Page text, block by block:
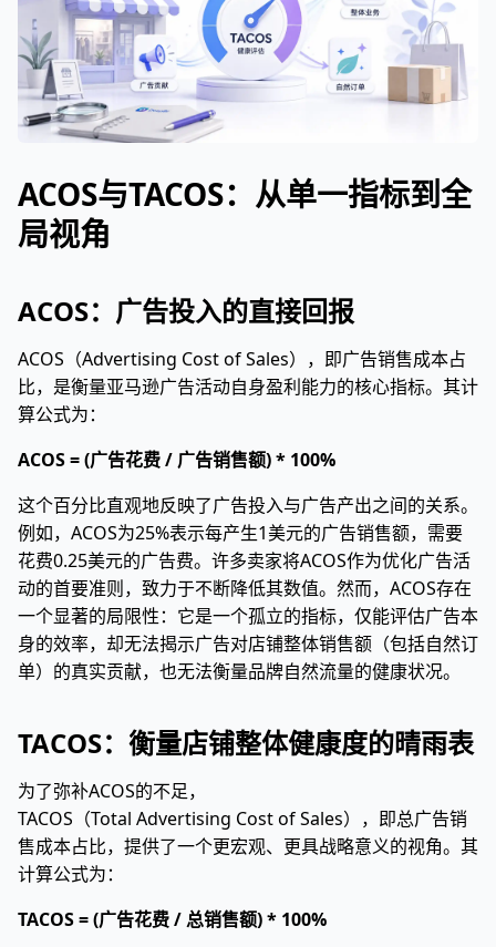
ACOS与TACOS：从单一指标到全
局视角
ACOS：广告投入的直接回报
ACOS（Advertising Cost of Sales），即广告销售成本占
比，是衡量亚马逊广告活动自身盈利能力的核心指标。其计
算公式为：
ACOS = (广告花费 / 广告销售额) * 100%
这个百分比直观地反映了广告投入与广告产出之间的关系。
例如，ACOS为25%表示每产生1美元的广告销售额，需要
花费0.25美元的广告费。许多卖家将ACOS作为优化广告活
动的首要准则，致力于不断降低其数值。然而，ACOS存在
一个显著的局限性：它是一个孤立的指标，仅能评估广告本
身的效率，却无法揭示广告对店铺整体销售额（包括自然订
单）的真实贡献，也无法衡量品牌自然流量的健康状况。
TACOS：衡量店铺整体健康度的晴雨表
为了弥补ACOS的不足，
TACOS（Total Advertising Cost of Sales），即总广告销
售成本占比，提供了一个更宏观、更具战略意义的视角。其
计算公式为：
TACOS = (广告花费 / 总销售额) * 100%